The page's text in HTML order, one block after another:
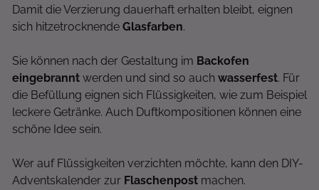
Damit die Verzierung dauerhaft erhalten bleibt, eignen
sich hitzetrocknende Glasfarben.
Sie können nach der Gestaltung im Backofen
eingebrannt werden und sind so auch wasserfest. Für
die Befüllung eignen sich Flüssigkeiten, wie zum Beispiel
leckere Getränke. Auch Duftkompositionen können eine
schöne Idee sein.
Wer auf Flüssigkeiten verzichten möchte, kann den DIY-
Adventskalender zur Flaschenpost machen.